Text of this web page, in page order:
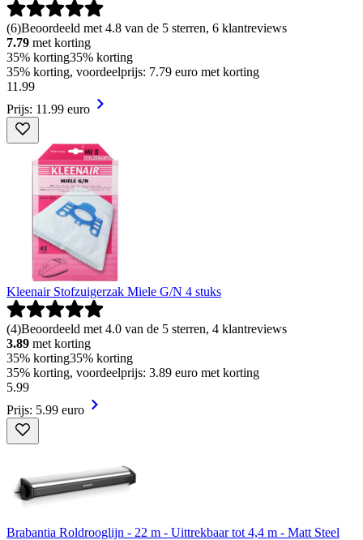
(6)Beoordeeld met 4.8 van de 5 sterren, 6 klantreviews
7.79 met korting
35% korting35% korting
35% korting, voordeelprijs: 7.79 euro met korting
11 .99
Prijs: 11.99 euro
Kleenair Stofzuigerzak Miele G/N 4 stuks
(4)Beoordeeld met 4.0 van de 5 sterren, 4 klantreviews
3.89 met korting
35% korting35% korting
35% korting, voordeelprijs: 3.89 euro met korting
5.99
Prijs: 5.99 euro
Brabantia Roldrooglijn - 22 m - Uittrekbaar tot 4,4 m - Matt Steel